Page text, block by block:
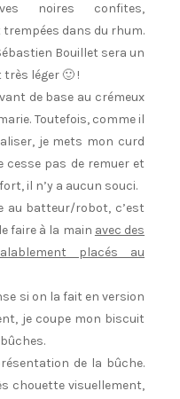
noires confites,
dans du rhum.
Bouillet sera un
très léger 🙂 !
de base au crémeux
Toutefois, comme il
je mets mon curd
cesse pas de remuer et
il n’y a aucun souci.
au batteur/robot, c’est
faire à la main avec des
placés au
si on la fait en version
je coupe mon biscuit
de la bûche.
chouette visuellement,